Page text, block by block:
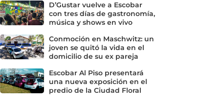
D’Gustar vuelve a Escobar
con tres días de gastronomía,
música y shows en vivo
Conmoción en Maschwitz: un
joven se quitó la vida en el
domicilio de su ex pareja
Escobar Al Piso presentará
una nueva exposición en el
predio de la Ciudad Floral